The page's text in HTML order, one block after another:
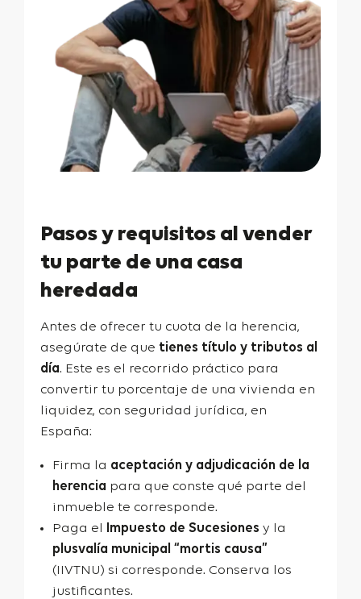
Pasos y requisitos al vender
tu parte de una casa
heredada
Antes de ofrecer tu cuota de la herencia,
asegúrate de que tienes título y tributos al
día. Este es el recorrido práctico para
convertir tu porcentaje de una vivienda en
liquidez, con seguridad jurídica, en
España:
Firma la aceptación y adjudicación de la
herencia para que conste qué parte del
inmueble te corresponde.
Paga el
Impuesto de Sucesiones y la
plusvalía municipal “mortis causa”
(IIVTNU) si corresponde. Conserva los
justificantes.